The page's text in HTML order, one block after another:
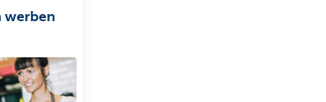
werben